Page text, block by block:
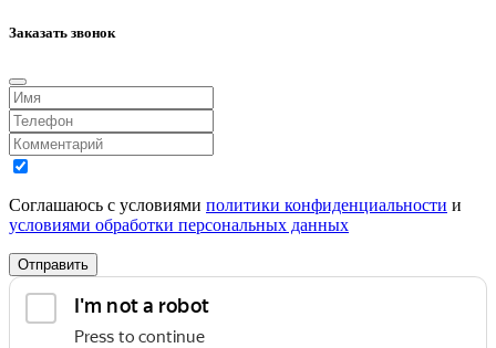
Заказать звонок
Соглашаюсь с условиями политики конфиденциальности и
условиями обработки персональных данных
Отправить